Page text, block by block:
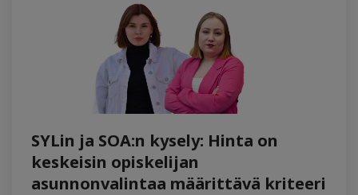
SYLin ja SOA:n kysely: Hinta on
keskeisin opiskelijan
asunnonvalintaa määrittävä kriteeri